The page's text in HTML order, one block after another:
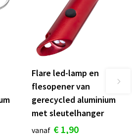
Flare led-lamp en
flesopener van
gerecycled aluminium
met sleutelhanger
vanaf € 1,90